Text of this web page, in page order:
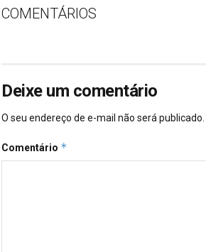
COMENTÁRIOS
Deixe um comentário
O seu endereço de e-mail não será publicado.
Comentário *